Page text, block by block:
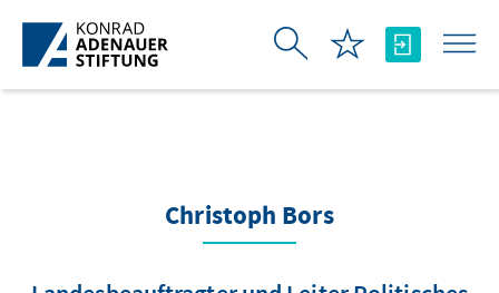
Skip to Main Content
Christoph Bors